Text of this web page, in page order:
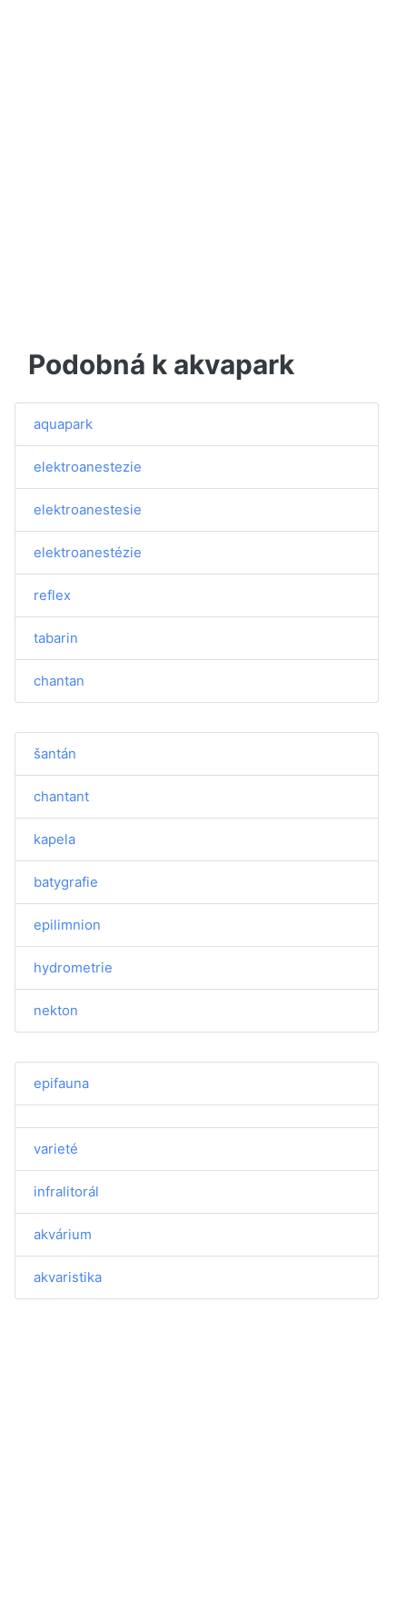
Podobná k akvapark
aquapark
elektroanestezie
elektroanestesie
elektroanestézie
reflex
tabarin
chantan
šantán
chantant
kapela
batygrafie
epilimnion
hydrometrie
nekton
epifauna
varieté
infralitorál
akvárium
akvaristika